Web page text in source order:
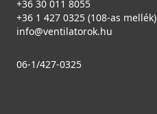
+36 30 011 8055
+36 1 427 0325 (108-as mellék)
info@ventilatorok.hu
06-1/427-0325